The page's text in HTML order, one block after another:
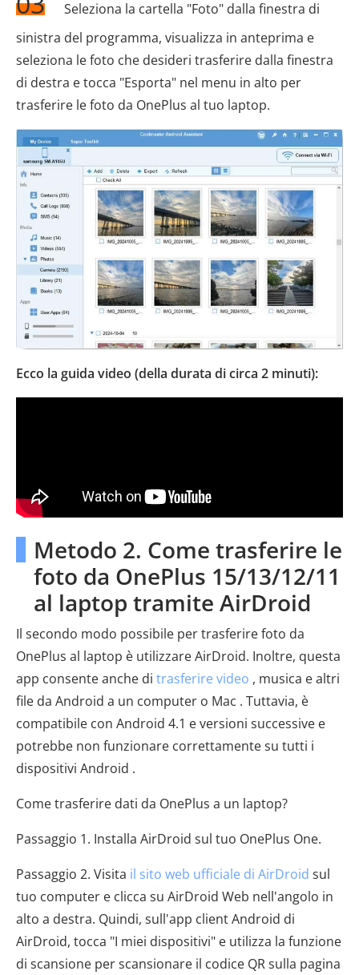
Seleziona la cartella "Foto" dalla finestra di
sinistra del programma, visualizza in anteprima e
seleziona le foto che desideri trasferire dalla finestra
di destra e tocca "Esporta" nel menu in alto per
trasferire le foto da OnePlus al tuo laptop.
Ecco la guida video (della durata di circa 2 minuti):
Metodo 2. Come trasferire le
foto da OnePlus 15/13/12/11
al laptop tramite AirDroid
Il secondo modo possibile per trasferire foto da
OnePlus al laptop è utilizzare AirDroid. Inoltre, questa
app consente anche di trasferire video , musica e altri
file da Android a un computer o Mac . Tuttavia, è
compatibile con Android 4.1 e versioni successive e
potrebbe non funzionare correttamente su tutti i
dispositivi Android .
Come trasferire dati da OnePlus a un laptop?
Passaggio 1. Installa AirDroid sul tuo OnePlus One.
Passaggio 2. Visita il sito web ufficiale di AirDroid sul
tuo computer e clicca su AirDroid Web nell'angolo in
alto a destra. Quindi, sull'app client Android di
AirDroid, tocca "I miei dispositivi" e utilizza la funzione
di scansione per scansionare il codice QR sulla pagina